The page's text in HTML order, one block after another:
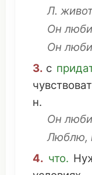
Л.
Он
Он
3. с
н.
Он
Люблю,
4. что.